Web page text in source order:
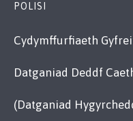
POLISI
Cydymffurfiaeth
Datganiad Deddf
(Datganiad